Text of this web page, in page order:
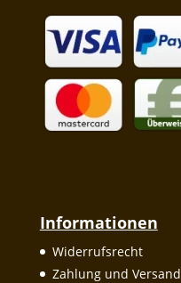
Informationen
Widerrufsrecht
Zahlung und Versand